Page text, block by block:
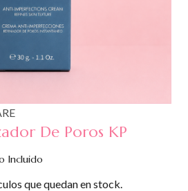
De Poros KP
Incluido
que quedan en stock.